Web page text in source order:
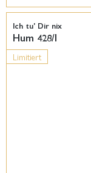
Limitiert
Ich tu' Dir nix
Hum 428/I